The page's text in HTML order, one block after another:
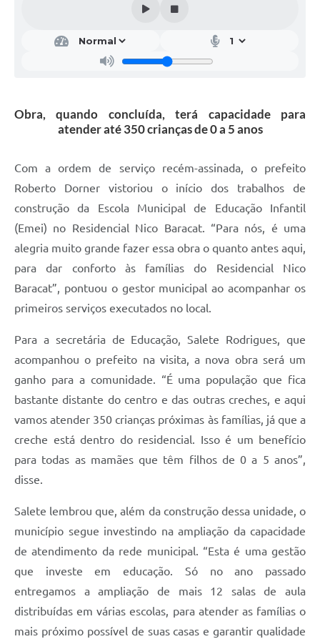
Obra, quando concluída, terá capacidade para
atender até 350 crianças de 0 a 5 anos
Com a ordem de serviço recém-assinada, o prefeito
Roberto Dorner vistoriou o início dos trabalhos de
construção da Escola Municipal de Educação Infantil
(Emei) no Residencial Nico Baracat. “Para nós, é uma
alegria muito grande fazer essa obra o quanto antes aqui,
para dar conforto às famílias do Residencial Nico
Baracat”, pontuou o gestor municipal ao acompanhar os
primeiros serviços executados no local.
Para a secretária de Educação, Salete Rodrigues, que
acompanhou o prefeito na visita, a nova obra será um
ganho para a comunidade. “É uma população que fica
bastante distante do centro e das outras creches, e aqui
vamos atender 350 crianças próximas às famílias, já que a
creche está dentro do residencial. Isso é um benefício
para todas as mamães que têm filhos de 0 a 5 anos”,
disse.
Salete lembrou que, além da construção dessa unidade, o
município segue investindo na ampliação da capacidade
de atendimento da rede municipal. “Esta é uma gestão
que investe em educação. Só no ano passado
entregamos a ampliação de mais 12 salas de aula
distribuídas em várias escolas, para atender as famílias o
mais próximo possível de suas casas e garantir qualidade